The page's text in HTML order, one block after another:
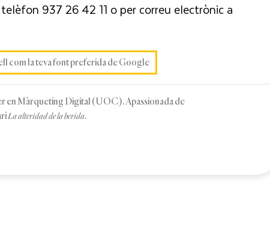
937 26 42 11 o per correu electrònic a
com la teva font preferida de Google
en Màrqueting Digital (UOC). Apassionada de
La alteridad de la herida.